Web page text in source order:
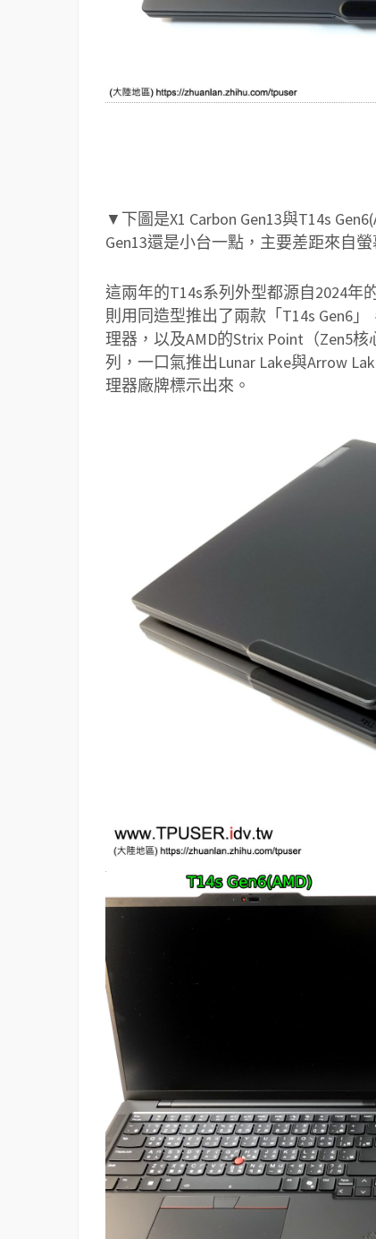
▼下圖是X1 Carbon Gen13與T14s
Gen13還是小台一點，主要差距來自
這兩年的T14s系列外型都源自2024年
則用同造型推出了兩款「T14s Gen6
理器，以及AMD的Strix Point（Zen5
列，一口氣推出Lunar Lake與Arrow
理器廠牌標示出來。